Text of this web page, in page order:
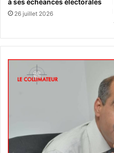
à ses échéances électorales
26 juillet 2026